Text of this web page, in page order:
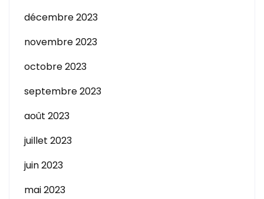
décembre 2023
novembre 2023
octobre 2023
septembre 2023
août 2023
juillet 2023
juin 2023
mai 2023